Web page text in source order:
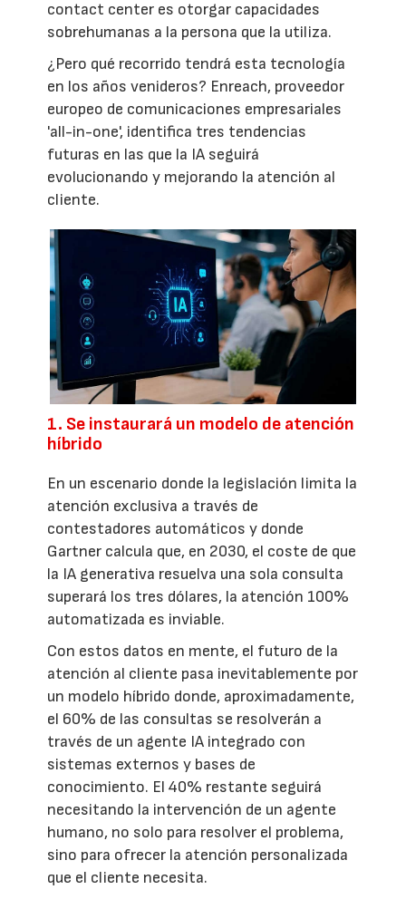
contact center es otorgar capacidades
sobrehumanas a la persona que la utiliza.
¿Pero qué recorrido tendrá esta tecnología
en los años venideros? Enreach, proveedor
europeo de comunicaciones empresariales
'all-in-one', identifica tres tendencias
futuras en las que la IA seguirá
evolucionando y mejorando la atención al
cliente.
1. Se instaurará un modelo de atención
híbrido
En un escenario donde la legislación limita la
atención exclusiva a través de
contestadores automáticos y donde
Gartner calcula que, en 2030, el coste de que
la IA generativa resuelva una sola consulta
superará los tres dólares, la atención 100%
automatizada es inviable.
Con estos datos en mente, el futuro de la
atención al cliente pasa inevitablemente por
un modelo híbrido donde, aproximadamente,
el 60% de las consultas se resolverán a
través de un agente IA integrado con
sistemas externos y bases de
conocimiento. El 40% restante seguirá
necesitando la intervención de un agente
humano, no solo para resolver el problema,
sino para ofrecer la atención personalizada
que el cliente necesita.